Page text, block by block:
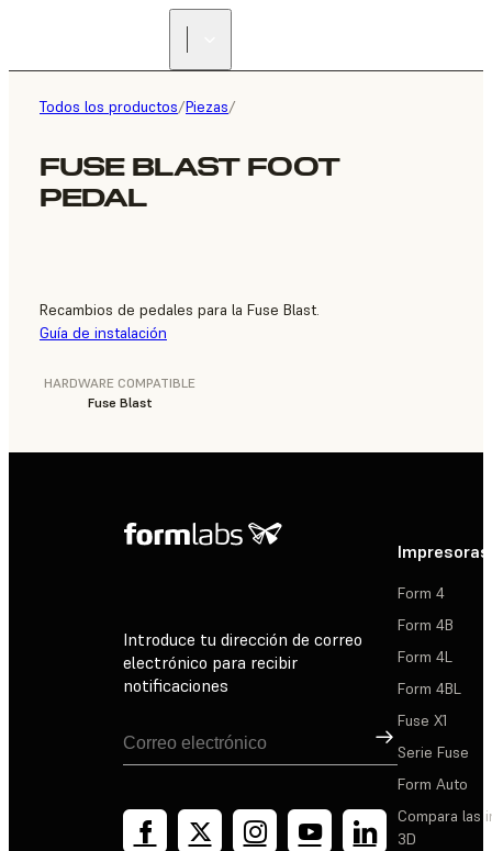
Todos los productos/Piezas/
FUSE BLAST FOOT
PEDAL
Recambios de pedales para la Fuse Blast.
Guía de instalación
HARDWARE COMPATIBLE
Fuse Blast
Introduce tu dirección de correo
electrónico para recibir
notificaciones
Suscribirse
Impresoras
Form 4
Form 4B
Form 4L
Form 4BL
Fuse X1
Serie Fuse
Form Auto
Compara las
3D